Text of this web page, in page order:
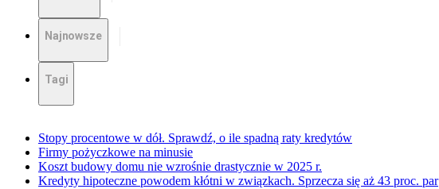
Najnowsze
Tagi
Stopy procentowe w dół. Sprawdź, o ile spadną raty kredytów
Firmy pożyczkowe na minusie
Koszt budowy domu nie wzrośnie drastycznie w 2025 r.
Kredyty hipoteczne powodem kłótni w związkach. Sprzecza się aż 43 proc. par